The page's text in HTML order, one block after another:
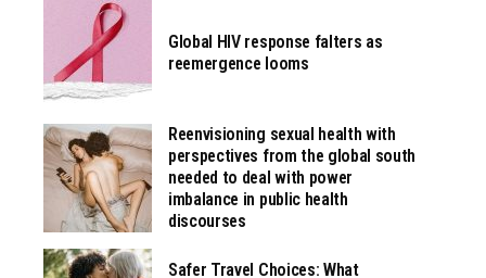
Global HIV response falters as
reemergence looms
Reenvisioning sexual health with
perspectives from the global south
needed to deal with power
imbalance in public health
discourses
Safer Travel Choices: What